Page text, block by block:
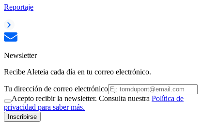
Reportaje
Newsletter
Recibe Aleteia cada día en tu correo electrónico.
Tu dirección de correo electrónico
Acepto recibir la newsletter. Consulta nuestra Política de
privacidad para saber más.
Inscribirse